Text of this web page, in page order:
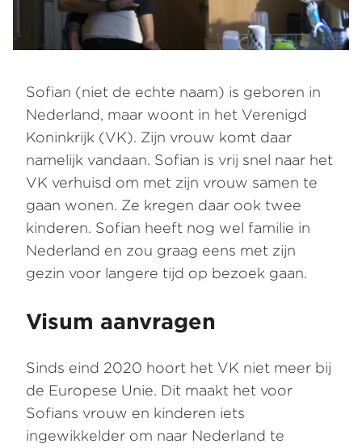
Sofian (niet de echte naam) is geboren in
Nederland, maar woont in het Verenigd
Koninkrijk (VK). Zijn vrouw komt daar
namelijk vandaan. Sofian is vrij snel naar het
VK verhuisd om met zijn vrouw samen te
gaan wonen. Ze kregen daar ook twee
kinderen. Sofian heeft nog wel familie in
Nederland en zou graag eens met zijn
gezin voor langere tijd op bezoek gaan.
Visum aanvragen
Sinds eind 2020 hoort het VK niet meer bij
de Europese Unie. Dit maakt het voor
Sofians vrouw en kinderen iets
ingewikkelder om naar Nederland te